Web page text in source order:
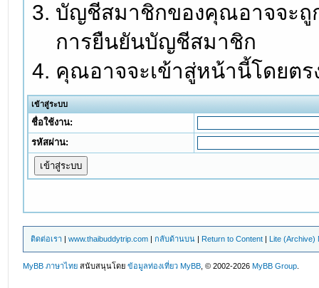
บัญชีสมาชิกของคุณอาจจะถู
การยืนยันบัญชีสมาชิก
คุณอาจจะเข้าสู่หน้านี้โดยต
เข้าสู่ระบบ
ชื่อใช้งาน:
รหัสผ่าน:
ติดต่อเรา |www.thaibuddytrip.com |กลับด้านบน | Return to Content | Lite (Archive)
MyBB ภาษาไทย สนับสนุนโดยข้อมูลท่องเที่ยว MyBB , © 2002-2026MyBB Group